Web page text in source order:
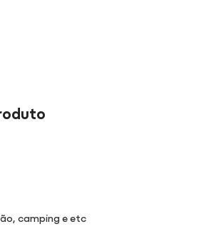
camping e etc